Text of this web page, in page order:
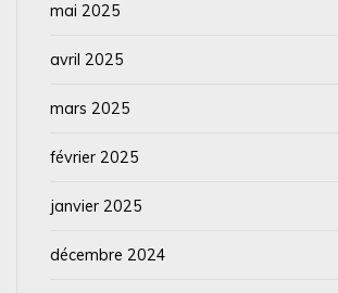
mai 2025
avril 2025
mars 2025
février 2025
janvier 2025
décembre 2024